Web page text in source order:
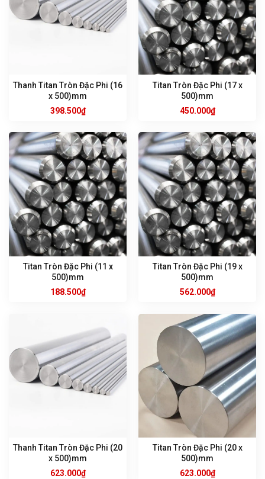
Thanh Titan Tròn Đặc Phi (16
x 500)mm
398.500₫
Titan Tròn Đặc Phi (17 x
500)mm
450.000₫
Titan Tròn Đặc Phi (11 x
500)mm
188.500₫
Titan Tròn Đặc Phi (19 x
500)mm
562.000₫
Thanh Titan Tròn Đặc Phi (20
x 500)mm
623.000₫
Titan Tròn Đặc Phi (20 x
500)mm
623.000₫